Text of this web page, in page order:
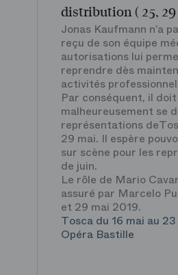
distribution ( 25, 29
Jonas Kaufmann n’a
reçu de son équipe
autorisations lui
reprendre dès
activités
Par conséquent, il doit
malheureusement se
représentations
29 mai. Il espère
sur scène pour les
de juin.
Le rôle de Mario
assuré par Marcelo
et 29 mai 2019.
Tosca du 16 mai au
Opéra Bastille